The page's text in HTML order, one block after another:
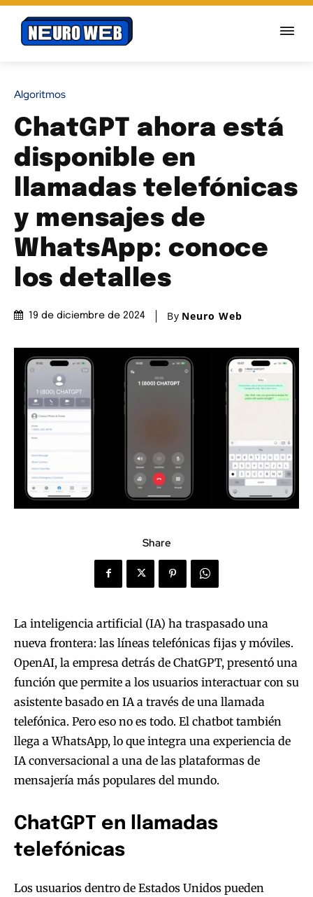
Algoritmos
ChatGPT ahora está
disponible en
llamadas telefónicas
y mensajes de
WhatsApp: conoce
los detalles
19 de diciembre de 2024 By Neuro Web
Share
La inteligencia artificial (IA) ha traspasado una
nueva frontera: las líneas telefónicas fijas y móviles.
OpenAI, la empresa detrás de ChatGPT, presentó una
función que permite a los usuarios interactuar con su
asistente basado en IA a través de una llamada
telefónica. Pero eso no es todo. El chatbot también
llega a WhatsApp, lo que integra una experiencia de
IA conversacional a una de las plataformas de
mensajería más populares del mundo.
ChatGPT en llamadas
telefónicas
Los usuarios dentro de Estados Unidos pueden